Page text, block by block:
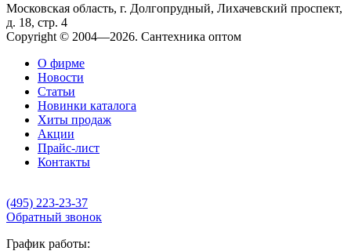
Московская область, г. Долгопрудный, Лихачевский проспект,
д. 18, стр. 4
Copyright © 2004—2026. Сантехника оптом
О фирме
Новости
Статьи
Новинки каталога
Хиты продаж
Акции
Прайс-лист
Контакты
(495) 223-23-37
Обратный звонок
График работы: